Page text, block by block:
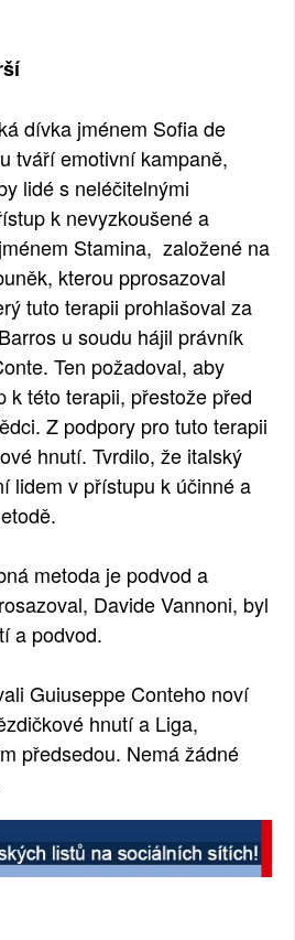
dívka jménem Sofia de
tváří emotivní kampaně,
lidé s neléčitelnými
k nevyzkoušené a
Stamina, založené na
kterou pprosazoval
tuto terapii prohlašoval za
u soudu hájil právník
Ten požadoval, aby
k této terapii, přestože před
Z podpory pro tuto terapii
hnutí. Tvrdilo, že italský
lidem v přístupu k účinné a
metoda je podvod a
Davide Vannoni, byl
a podvod.
Guiuseppe Conteho noví
hnutí a Liga,
předsedou. Nemá žádné